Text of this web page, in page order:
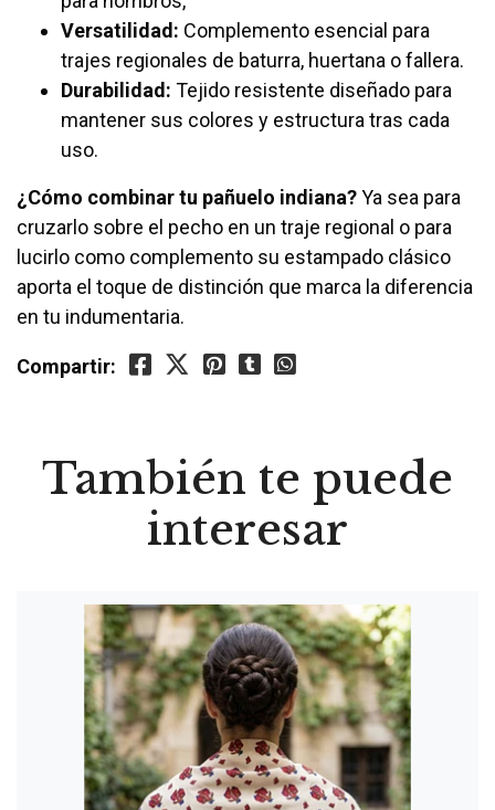
Versatilidad: Complemento esencial para
trajes regionales de baturra, huertana o fallera.
Durabilidad: Tejido resistente diseñado para
mantener sus colores y estructura tras cada
uso.
¿Cómo combinar tu pañuelo indiana?Ya sea para
cruzarlo sobre el pecho en un traje regional o para
lucirlo como complemento su estampado clásico
aporta el toque de distinción que marca la diferencia
en tu indumentaria.
Compartir:
También te puede
interesar